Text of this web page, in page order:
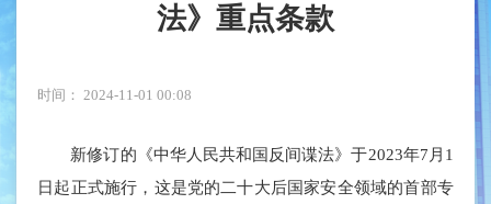
法》重点条款
时间： 2024-11-01 00:08
新修订的《中华人民共和国反间谍法》于2023年7月1
日起正式施行，这是党的二十大后国家安全领域的首部专